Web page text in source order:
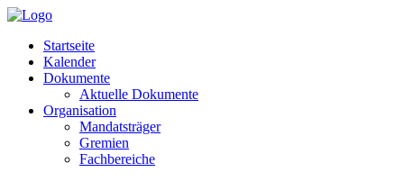
Startseite
Kalender
Dokumente
Aktuelle Dokumente
Organisation
Mandatsträger
Gremien
Fachbereiche